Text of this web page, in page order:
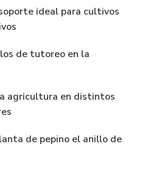
ideal para cultivos
de tutoreo en la
agricultura en distintos
de pepino el anillo de